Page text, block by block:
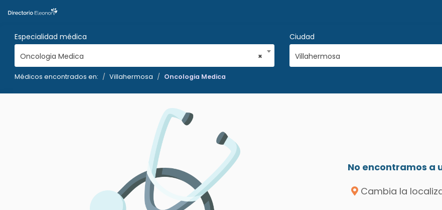
Especialidad médica
×
Oncologia Medica
Ciudad
Villahermosa
Médicos encontrados en: Villahermosa Oncologia Medica
No encontramos a
Cambia la